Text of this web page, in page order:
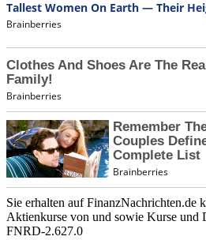
Sie erhalten auf FinanzNachrichten.de
Aktienkurse von und sowie Kurse und
FNRD-2.627.0